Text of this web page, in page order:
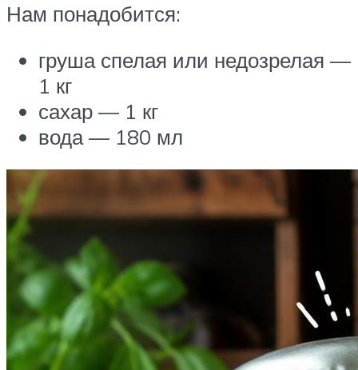
Нам понадобится:
груша спелая или недозрелая —
1 кг
сахар — 1 кг
вода — 180 мл